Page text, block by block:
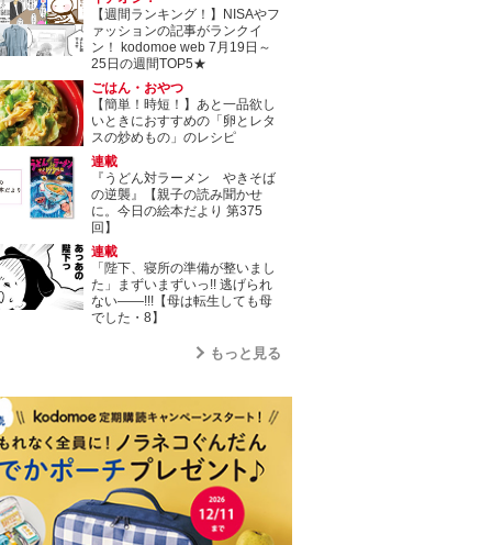
【週間ランキング！】NISAやフ
ァッションの記事がランクイ
ン！ kodomoe web 7月19日～
25日の週間TOP5★
ごはん・おやつ
【簡単！時短！】あと一品欲し
いときにおすすめの「卵とレタ
スの炒めもの」のレシピ
連載
『うどん対ラーメン やきそば
の逆襲』【親子の読み聞かせ
に。今日の絵本だより 第375
回】
連載
「陛下、寝所の準備が整いまし
た」まずいまずいっ!! 逃げられ
ない――!!!【母は転生しても母
でした・8】
もっと見る